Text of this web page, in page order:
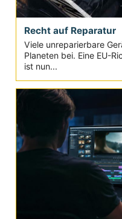
Recht auf Reparatur
Viele unreparierbare
Planeten bei. Eine EU-
ist nun...